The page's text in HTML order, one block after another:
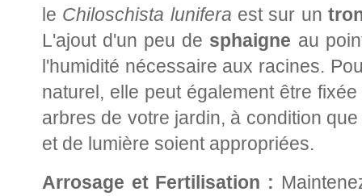
le Chiloschista lunifera est sur un
L'ajout d'un peu de sphaigne au
l'humidité nécessaire aux racines.
naturel, elle peut également être
arbres de votre jardin, à condition
et de lumière soient appropriées.
Arrosage et Fertilisation :